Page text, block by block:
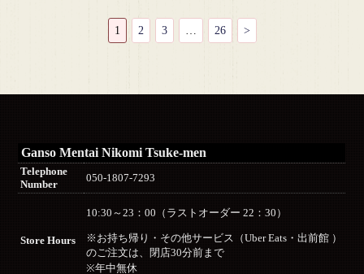
1 2 3 26 >
Ganso Mentai Nikomi Tsuke-men
Telephone
Number
050-1807-7293
Store Hours
10:30～23：00（ラストオーダー 22：30）
※お持ち帰り・その他サービス（Uber Eats・出前館 ）
のご注文は、閉店30分前まで
※年中無休